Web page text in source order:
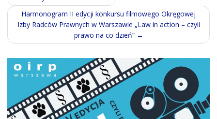
navigation
Harmonogram II edycji konkursu filmowego Okręgowej
Izby Radców Prawnych w Warszawie „Law in action – czyli
prawo na co dzień” →